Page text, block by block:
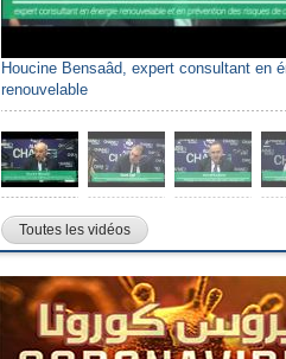
Houcine Bensaâd, expert consultant en
renouvelable
Toutes les vidéos